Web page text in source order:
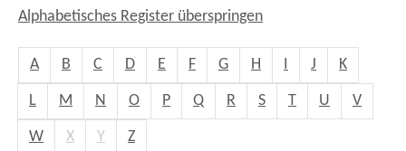
Alphabetisches Register überspringen
A B C D E F G H I J K
L M N O P Q R S T U V
W X Y Z